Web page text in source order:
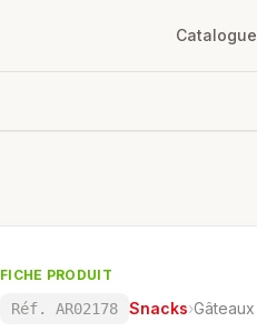
Catalogue
FICHE PRODUIT
Réf. AR02178 Snacks›Gâteaux